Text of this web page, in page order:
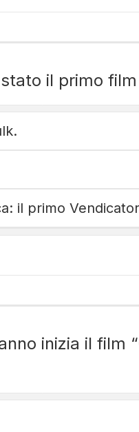
il primo film
il primo
inizia il film